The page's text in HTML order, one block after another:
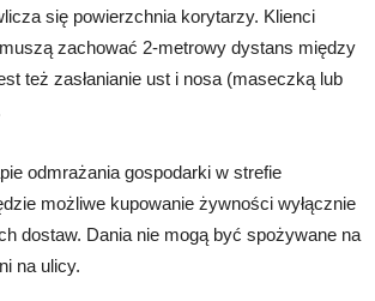
się powierzchnia korytarzy. Klienci
zachować 2-metrowy dystans między
też zasłanianie ust i nosa (maseczką lub
odmrażania gospodarki w strefie
możliwe kupowanie żywności wyłącznie
dostaw. Dania nie mogą być spożywane na
na ulicy.